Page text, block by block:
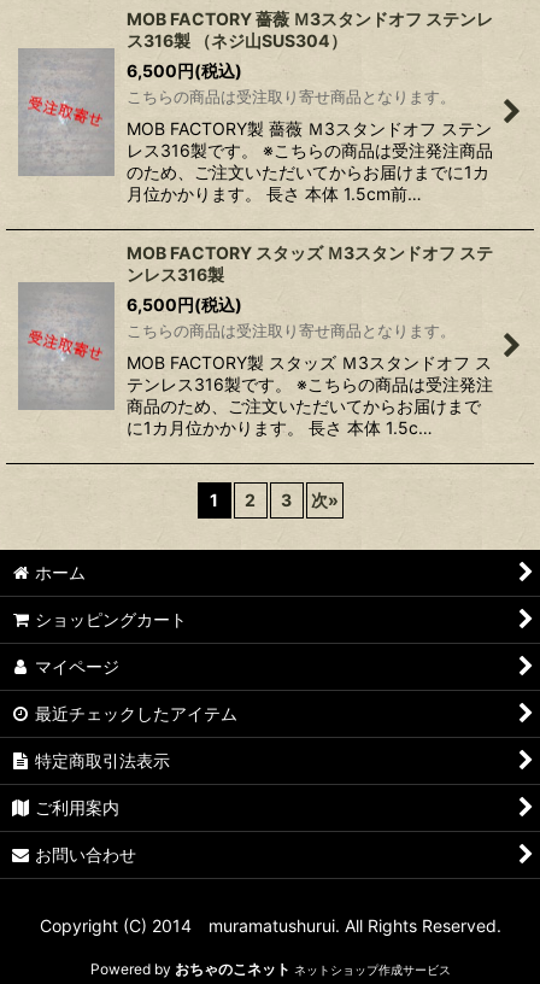
MOB FACTORY 薔薇 Ｍ3スタンドオフ ステンレ
ス316製 （ネジ山SUS304）
6,500円(税込)
こちらの商品は受注取り寄せ商品となります。
MOB FACTORY製 薔薇 Ｍ3スタンドオフ ステン
レス316製です。 ※こちらの商品は受注発注商品
のため、ご注文いただいてからお届けまでに1カ
月位かかります。 長さ 本体 1.5cm前…
MOB FACTORY スタッズ Ｍ3スタンドオフ ステ
ンレス316製
6,500円(税込)
こちらの商品は受注取り寄せ商品となります。
MOB FACTORY製 スタッズ Ｍ3スタンドオフ ス
テンレス316製です。 ※こちらの商品は受注発注
商品のため、ご注文いただいてからお届けまで
に1カ月位かかります。 長さ 本体 1.5c…
1 2 3 次»
ホーム
ショッピングカート
マイページ
最近チェックしたアイテム
特定商取引法表示
ご利用案内
お問い合わせ
Copyright (C) 2014 muramatushurui. All Rights Reserved.
Powered by おちゃのこネット ネットショップ作成サービス